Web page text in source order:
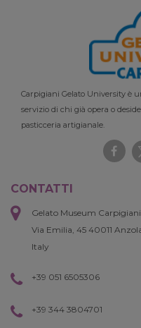
Carpigiani Gelato University è
servizio di chi già opera o
pasticceria artigianale.
CONTATTI
Gelato Museum Carpigiani
Via Emilia, 45 40011
Italy
+39 051 6505306
+39 344 3804701